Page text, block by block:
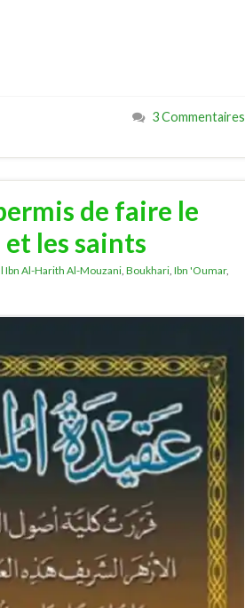
3 Commentaires
de faire le
les saints
Ibn Al-Harith Al-Mouzani Boukhari Ibn 'Oumar,